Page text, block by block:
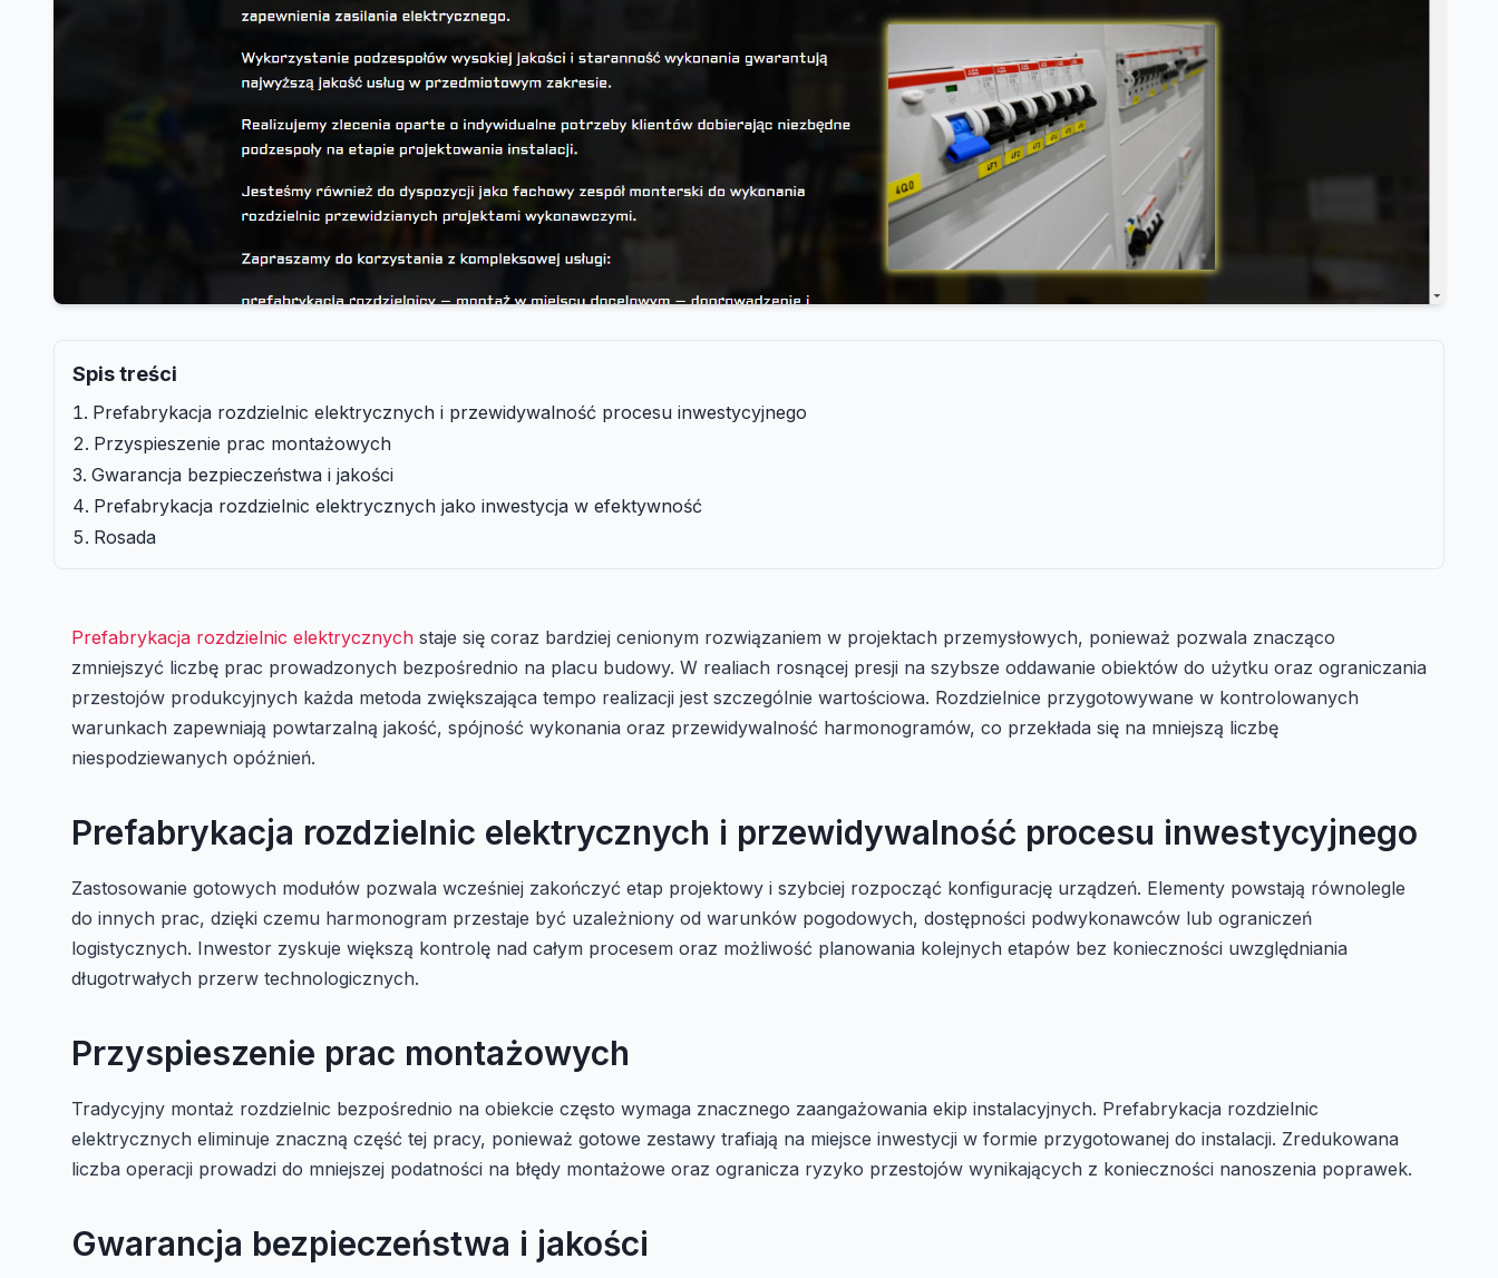
Spis treści
Prefabrykacja rozdzielnic elektrycznych i przewidywalność procesu inwestycyjnego
Przyspieszenie prac montażowych
Gwarancja bezpieczeństwa i jakości
Prefabrykacja rozdzielnic elektrycznych jako inwestycja w efektywność
Rosada
Prefabrykacja rozdzielnic elektrycznych staje się coraz bardziej cenionym rozwiązaniem w projektach przemysłowych, ponieważ pozwala znacząco
zmniejszyć liczbę prac prowadzonych bezpośrednio na placu budowy. W realiach rosnącej presji na szybsze oddawanie obiektów do użytku oraz ograniczania
przestojów produkcyjnych każda metoda zwiększająca tempo realizacji jest szczególnie wartościowa. Rozdzielnice przygotowywane w kontrolowanych
warunkach zapewniają powtarzalną jakość, spójność wykonania oraz przewidywalność harmonogramów, co przekłada się na mniejszą liczbę
niespodziewanych opóźnień.
Prefabrykacja rozdzielnic elektrycznych i przewidywalność procesu inwestycyjnego
Zastosowanie gotowych modułów pozwala wcześniej zakończyć etap projektowy i szybciej rozpocząć konfigurację urządzeń. Elementy powstają równolegle
do innych prac, dzięki czemu harmonogram przestaje być uzależniony od warunków pogodowych, dostępności podwykonawców lub ograniczeń
logistycznych. Inwestor zyskuje większą kontrolę nad całym procesem oraz możliwość planowania kolejnych etapów bez konieczności uwzględniania
długotrwałych przerw technologicznych.
Przyspieszenie prac montażowych
Tradycyjny montaż rozdzielnic bezpośrednio na obiekcie często wymaga znacznego zaangażowania ekip instalacyjnych. Prefabrykacja rozdzielnic
elektrycznych eliminuje znaczną część tej pracy, ponieważ gotowe zestawy trafiają na miejsce inwestycji w formie przygotowanej do instalacji. Zredukowana
liczba operacji prowadzi do mniejszej podatności na błędy montażowe oraz ogranicza ryzyko przestojów wynikających z konieczności nanoszenia poprawek.
Gwarancja bezpieczeństwa i jakości